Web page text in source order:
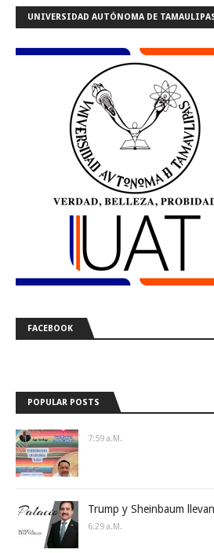
UNIVERSIDAD AUTÓNOMA DE
FACEBOOK
POPULAR POSTS
7:59 A.m.
Trump y Sheinbaum
6:29 A.m.